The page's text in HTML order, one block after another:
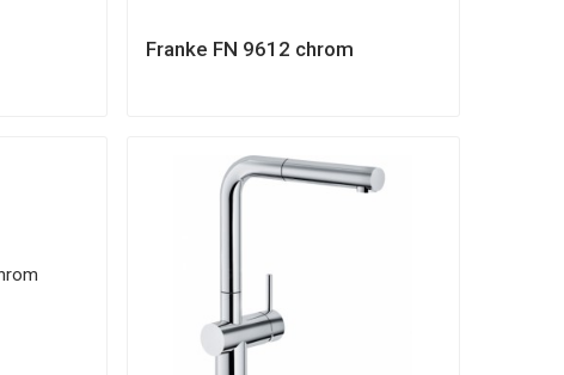
Franke FN 9612 chrom